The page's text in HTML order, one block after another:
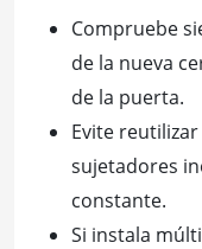
Compruebe
de la nueva
de la puerta.
Evite
sujetadores
constante.
Si instala